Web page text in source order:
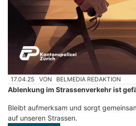
17.04.25 VON BELMEDIA REDAKTION
Ablenkung im Strassenverkehr ist
Bleibt aufmerksam und sorgt
auf unseren Strassen.